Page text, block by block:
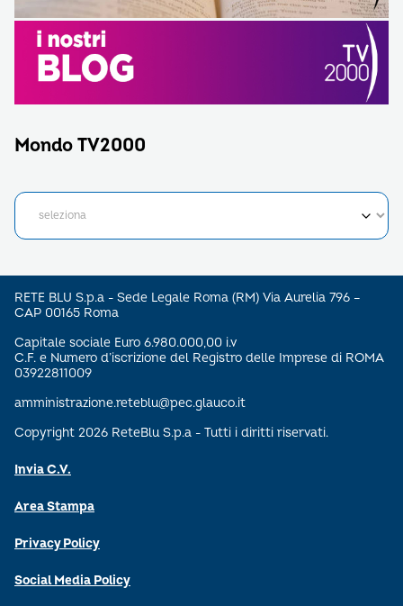
Mondo TV2000
RETE BLU S.p.a - Sede Legale Roma (RM) Via Aurelia 796 –
CAP 00165 Roma
Capitale sociale Euro 6.980.000,00 i.v
C.F. e Numero d’iscrizione del Registro delle Imprese di ROMA
03922811009
amministrazione.reteblu@pec.glauco.it
Copyright 2026 ReteBlu S.p.a - Tutti i diritti riservati.
Invia C.V.
Area Stampa
Privacy Policy
Social Media Policy